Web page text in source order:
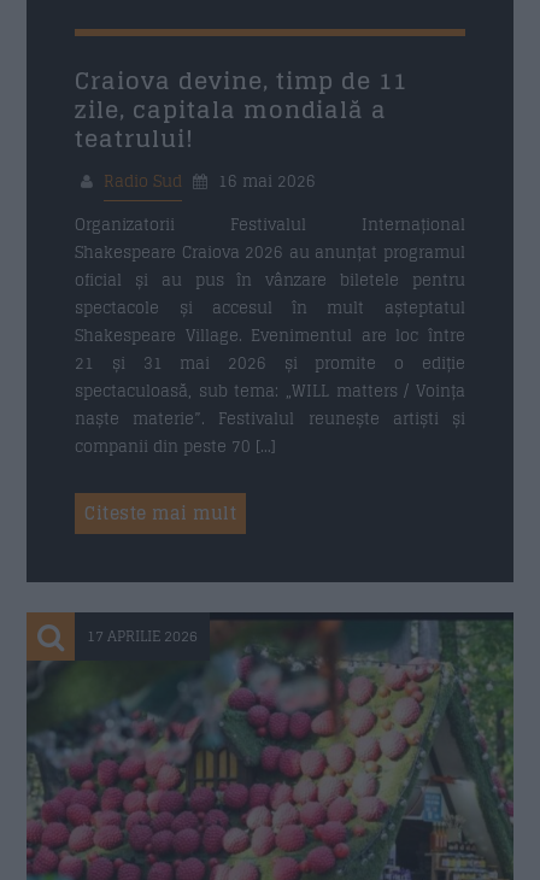
Craiova devine, timp de 11
zile, capitala mondială a
teatrului!
Radio Sud
16 mai 2026
Organizatorii Festivalul Internațional
Shakespeare Craiova 2026 au anunțat programul
oficial și au pus în vânzare biletele pentru
spectacole și accesul în mult așteptatul
Shakespeare Village. Evenimentul are loc între
21 și 31 mai 2026 și promite o ediție
spectaculoasă, sub tema: „WILL matters / Voința
naște materie”. Festivalul reunește artiști și
companii din peste 70 […]
Citeste mai mult
17 APRILIE 2026